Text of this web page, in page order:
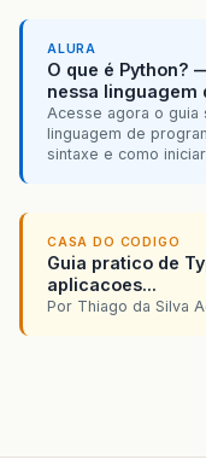
ALURA
O que é Python?
nessa linguagem
Acesse agora o guia
linguagem de
sintaxe e como
CASA DO CODIGO
Guia pratico de
aplicacoes...
Por Thiago da Silva